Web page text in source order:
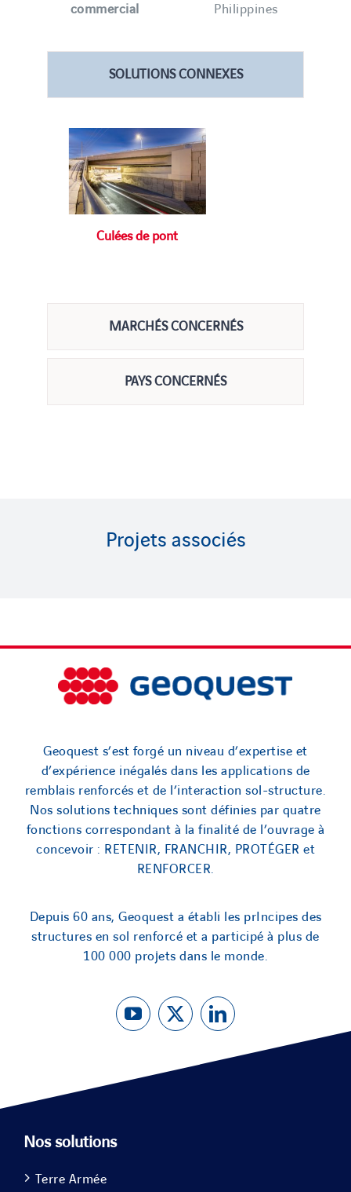
commercial
Philippines
SOLUTIONS CONNEXES
Culées de pont
MARCHÉS CONCERNÉS
PAYS CONCERNÉS
Projets associés
Geoquest s’est forgé un niveau d’expertise et
d’expérience inégalés dans les applications de
remblais renforcés et de l’interaction sol-structure.
Nos solutions techniques sont définies par quatre
fonctions correspondant à la finalité de l’ouvrage à
concevoir : RETENIR, FRANCHIR, PROTÉGER et
RENFORCER.
Depuis 60 ans, Geoquest a établi les prIncipes des
structures en sol renforcé et a participé à plus de
100 000 projets dans le monde.
Nos solutions
Terre Armée